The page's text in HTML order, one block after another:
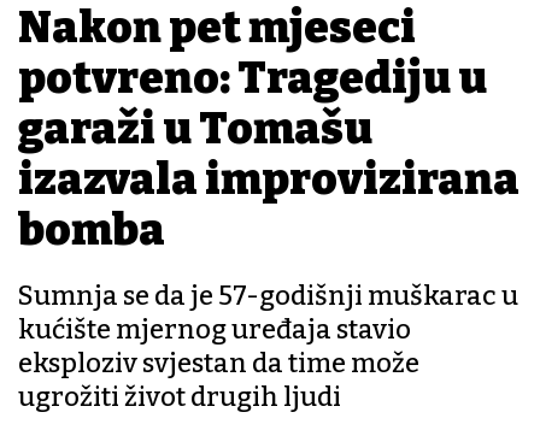
Nakon pet mjeseci
potvrđeno: Tragediju u
garaži u Tomašu
izazvala improvizirana
bomba
Sumnja se da je 57-godišnji muškarac u
kućište mjernog uređaja stavio
eksploziv svjestan da time može
ugrožiti život drugih ljudi